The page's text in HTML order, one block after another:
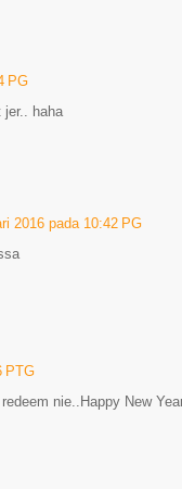
PG
jer.. haha
2016 pada 10:42 PG
PTG
nie..Happy New